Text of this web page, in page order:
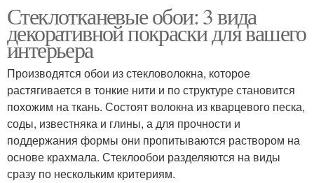
Стеклотканевые обои: 3 вида
декоративной покраски для вашего
интерьера
Производятся обои из стекловолокна, которое
растягивается в тонкие нити и по структуре становится
похожим на ткань. Состоят волокна из кварцевого песка,
соды, известняка и глины, а для прочности и
поддержания формы они пропитываются раствором на
основе крахмала. Стеклообои разделяются на виды
сразу по нескольким критериям.